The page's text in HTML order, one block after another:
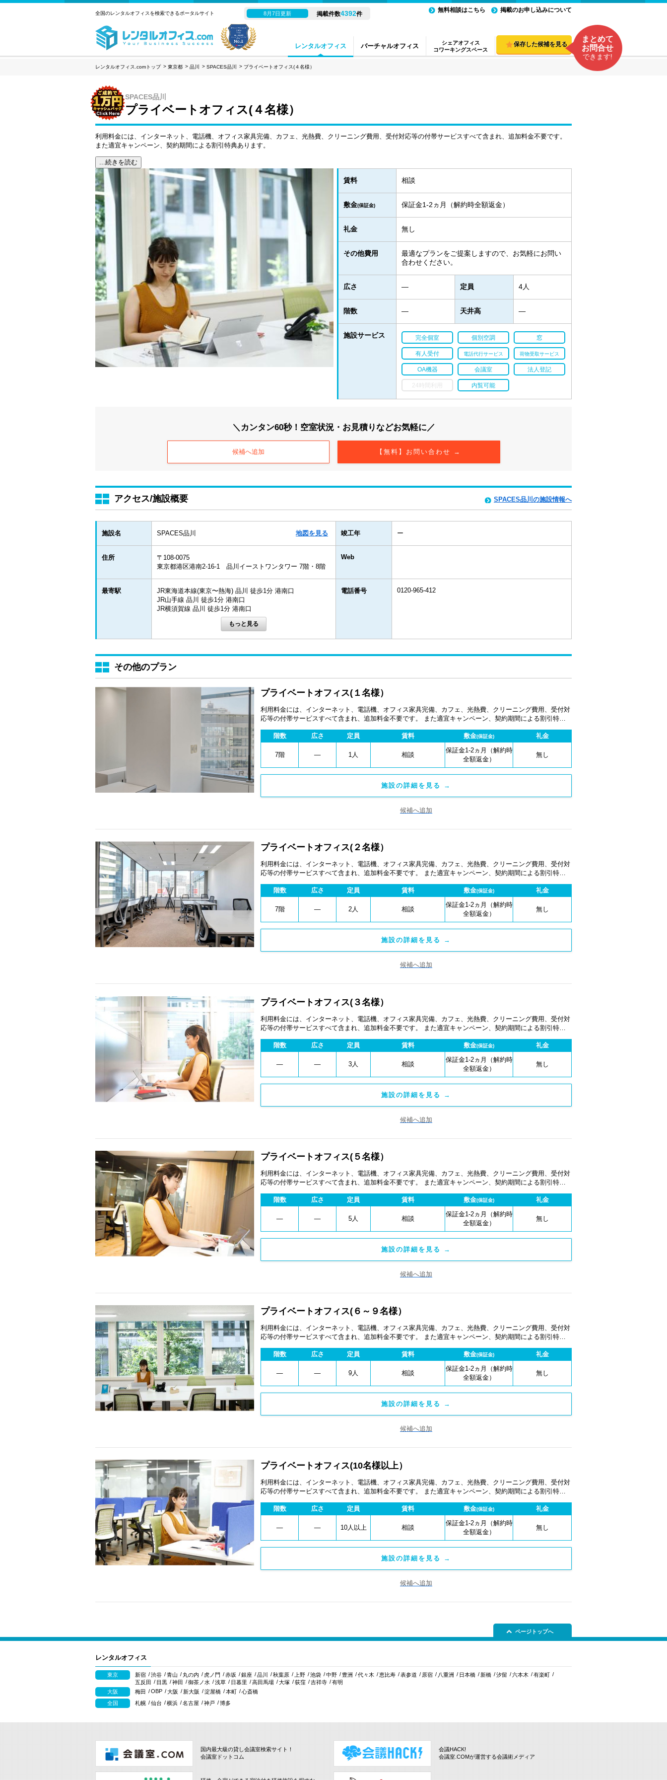
レンタルオフィス バーチャルオフィス
シェアオフィス
コワーキングスペース
全国のレンタルオフィスを検索できるポータルサイト 8月7日更新 掲載件数4392件
無料相談はこちら 掲載のお申し込みについて
保存した候補を見る
まとめて
お問合せ
できます!
レンタルオフィス.comトップ 東京都 品川 SPACES品川 プライベートオフィス(４名様）
SPACES品川
プライベートオフィス(４名様）
利用料金には、インターネット、電話機、オフィス家具完備、カフェ、光熱費、クリーニング費用、受付対応等の付帯サービスすべて含まれ、追加料金不要です。
また適宜キャンペーン、契約期間による割引特典あります。
...続きを読む
賃料 相談
敷金(保証金) 保証金1-2ヵ月（解約時全額返金）
礼金 無し
その他費用
最適なプランをご提案しますので、お気軽にお問い
合わせください。
広さ ― 定員 4人
階数 ― 天井高 ―
施設サービス 完全個室 個別空調 窓
有人受付 電話代行サービス 荷物受取サービス
OA機器 会議室 法人登記
24時間利用 内覧可能
＼カンタン60秒！空室状況・お見積りなどお気軽に／
【無料】お問い合わせ →
候補へ追加
アクセス/施設概要 SPACES品川の施設情報へ
施設名 SPACES品川 地図を見る 竣工年 ー
住所
〒108-0075
東京都港区港南2-16-1 品川イーストワンタワー 7階・8階
Web
最寄駅
JR東海道本線(東京〜熱海) 品川 徒歩1分 港南口
JR山手線 品川 徒歩1分 港南口
JR横須賀線 品川 徒歩1分 港南口
電話番号 0120-965-412
その他のプラン
プライベートオフィス(１名様）
利用料金には、インターネット、電話機、オフィス家具完備、カフェ、光熱費、クリーニング費用、受付対
応等の付帯サービスすべて含まれ、追加料金不要です。 また適宜キャンペーン、契約期間による割引特典
階数
広さ 定員 賃料 敷金(保証金) 礼金
7階 ― 1人 相談
保証金1-2ヵ月（解約時
全額返金）
無し
施設の詳細を見る →
候補へ追加
プライベートオフィス(２名様）
利用料金には、インターネット、電話機、オフィス家具完備、カフェ、光熱費、クリーニング費用、受付対
応等の付帯サービスすべて含まれ、追加料金不要です。 また適宜キャンペーン、契約期間による割引特典
階数
広さ 定員 賃料 敷金(保証金) 礼金
7階 ― 2人 相談
保証金1-2ヵ月（解約時
全額返金）
無し
施設の詳細を見る →
候補へ追加
プライベートオフィス(３名様）
利用料金には、インターネット、電話機、オフィス家具完備、カフェ、光熱費、クリーニング費用、受付対
応等の付帯サービスすべて含まれ、追加料金不要です。 また適宜キャンペーン、契約期間による割引特典
階数
広さ 定員 賃料 敷金(保証金) 礼金
― ― 3人 相談
保証金1-2ヵ月（解約時
全額返金）
無し
施設の詳細を見る →
候補へ追加
プライベートオフィス(５名様）
利用料金には、インターネット、電話機、オフィス家具完備、カフェ、光熱費、クリーニング費用、受付対
応等の付帯サービスすべて含まれ、追加料金不要です。 また適宜キャンペーン、契約期間による割引特典
階数
広さ 定員 賃料 敷金(保証金) 礼金
― ― 5人 相談
保証金1-2ヵ月（解約時
全額返金）
無し
施設の詳細を見る →
候補へ追加
プライベートオフィス(６～９名様）
利用料金には、インターネット、電話機、オフィス家具完備、カフェ、光熱費、クリーニング費用、受付対
応等の付帯サービスすべて含まれ、追加料金不要です。 また適宜キャンペーン、契約期間による割引特典
階数
広さ 定員 賃料 敷金(保証金) 礼金
― ― 9人 相談
保証金1-2ヵ月（解約時
全額返金）
無し
施設の詳細を見る →
候補へ追加
プライベートオフィス(10名様以上）
利用料金には、インターネット、電話機、オフィス家具完備、カフェ、光熱費、クリーニング費用、受付対
応等の付帯サービスすべて含まれ、追加料金不要です。 また適宜キャンペーン、契約期間による割引特典
階数
広さ 定員 賃料 敷金(保証金) 礼金
― ― 10人以上 相談
保証金1-2ヵ月（解約時
全額返金）
無し
施設の詳細を見る →
候補へ追加
ページトップへ
レンタルオフィス
東京 新宿 渋谷 青山 丸の内 虎ノ門 赤坂 銀座 品川 秋葉原 上野 池袋 中野 豊洲 代々木 恵比寿 表参道 原宿 八重洲 日本橋 新橋 汐留 六本木
有楽町
五反田
目黒 神田 御茶ノ水 浅草 日暮里 高田馬場 大塚 荻窪 吉祥寺
有明
大阪
梅田 OBP 大阪 新大阪 淀屋橋 本町
心斎橋
全国
札幌 仙台 横浜 名古屋 神戸 博多
国内最大級の貸し会議室検索サイト！
会議室ドットコム
会議HACK!
会議室.COMが運営する会議術メディア